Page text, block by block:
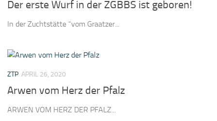
Der erste Wurf in der ZGBBS ist geboren!
In der Zuchtstätte “vom Graatzer...
ZTP APRIL 26, 2020
Arwen vom Herz der Pfalz
ARWEN VOM HERZ DER PFALZ...